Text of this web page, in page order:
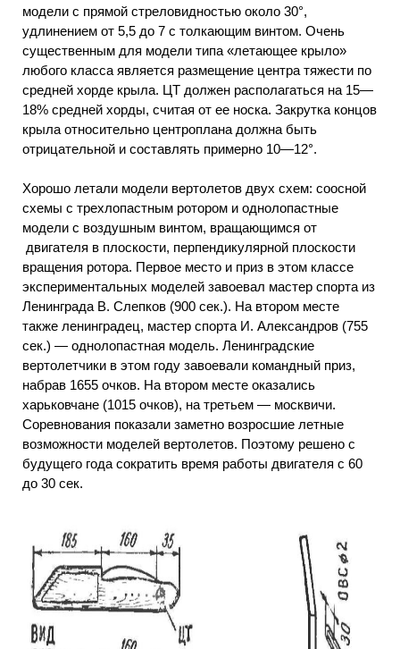
модели с прямой стреловидностью около 30°,
удлинением от 5,5 до 7 с толкающим винтом. Очень
существенным для модели типа «летающее крыло»
любого класса является размещение центра тяжести по
средней хорде крыла. ЦТ должен располагаться на 15—
18% средней хорды, считая от ее носка. Закрутка концов
крыла относительно центроплана должна быть
отрицательной и составлять примерно 10—12°.
Хорошо летали модели вертолетов двух схем: соосной
схемы с трехлопастным ротором и однолопастные
модели с воздушным винтом, вращающимся от
двигателя в плоскости, перпендикулярной плоскости
вращения ротора. Первое место и приз в этом классе
экспериментальных моделей завоевал мастер спорта из
Ленинграда В. Слепков (900 сек.). На втором месте
также ленинградец, мастер спорта И. Александров (755
сек.) — однолопастная модель. Ленинградские
вертолетчики в этом году завоевали командный приз,
набрав 1655 очков. На втором месте оказались
харьковчане (1015 очков), на третьем — москвичи.
Соревнования показали заметно возросшие летные
возможности моделей вертолетов. Поэтому решено с
будущего года сократить время работы двигателя с 60
до 30 сек.